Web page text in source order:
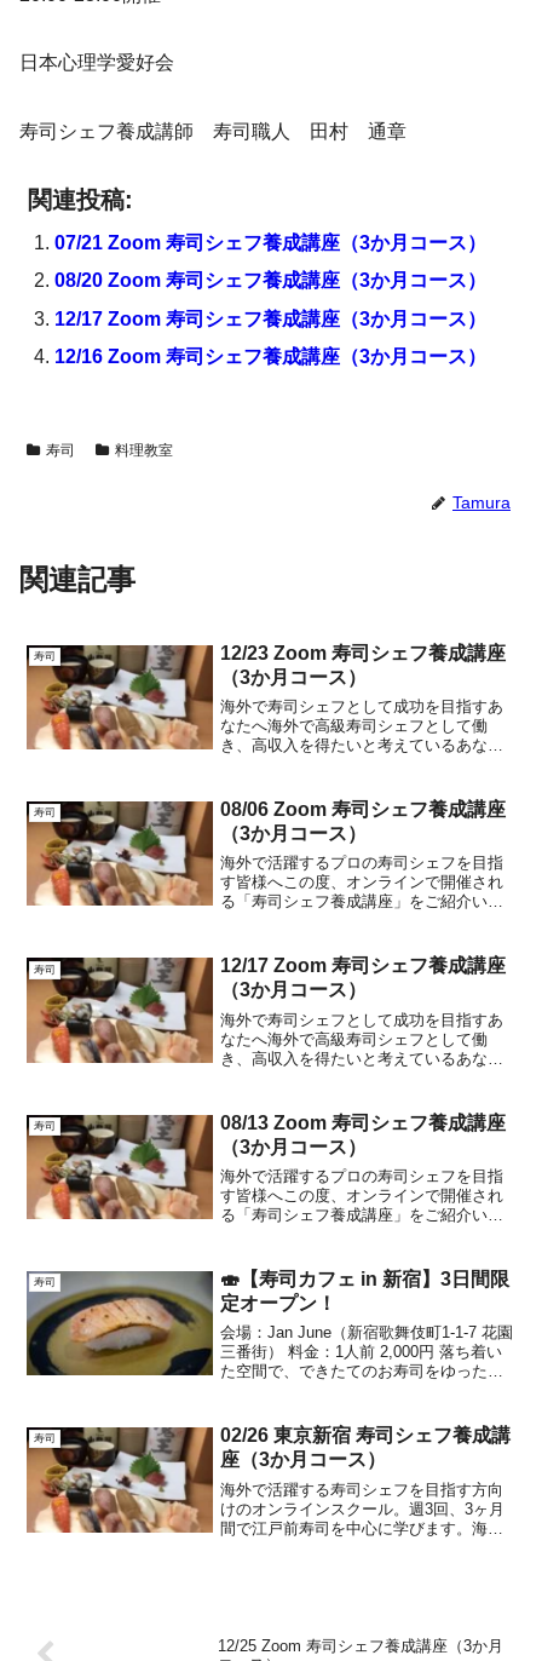
日本心理学愛好会
寿司シェフ養成講師 寿司職人 田村 通章
関連投稿:
07/21 Zoom 寿司シェフ養成講座（3か月コース）
08/20 Zoom 寿司シェフ養成講座（3か月コース）
12/17 Zoom 寿司シェフ養成講座（3か月コース）
12/16 Zoom 寿司シェフ養成講座（3か月コース）
寿司 料理教室
Tamura
関連記事
寿司
12/23 Zoom 寿司シェフ養成講座
（3か月コース）
海外で寿司シェフとして成功を目指すあ
なたへ海外で高級寿司シェフとして働
き、高収入を得たいと考えているあなた
ログラムを提供しています。週3回のレッ
スンを通じて、自宅で繰り...
寿司
08/06 Zoom 寿司シェフ養成講座
（3か月コース）
海外で活躍するプロの寿司シェフを目指
す皆様へこの度、オンラインで開催され
る「寿司シェフ養成講座」をご紹介いた
供し、確かな技術と経営ノウハウを身に
つけることができます。週...
寿司
12/17 Zoom 寿司シェフ養成講座
（3か月コース）
海外で寿司シェフとして成功を目指すあ
なたへ海外で高級寿司シェフとして働
き、高収入を得たいと考えているあなた
ログラムを提供しています。週3回のレッ
スンを通じて、自宅で繰り...
寿司
08/13 Zoom 寿司シェフ養成講座
（3か月コース）
海外で活躍するプロの寿司シェフを目指
す皆様へこの度、オンラインで開催され
る「寿司シェフ養成講座」をご紹介いた
供し、確かな技術と経営ノウハウを身に
つけることができます。週...
寿司
🍣【寿司カフェ in 新宿】3日間限
定オープン！
会場：Jan June（新宿歌舞伎町1-1-7 花園
三番街） 料金：1人前 2,000円 落ち着い
た空間で、できたてのお寿司をゆったり
たり味わう“寿司カ...
寿司
02/26 東京新宿 寿司シェフ養成講
座（3か月コース）
海外で活躍する寿司シェフを目指す方向
けのオンラインスクール。週3回、3ヶ月
間で江戸前寿司を中心に学びます。海外
12/25 Zoom 寿司シェフ養成講座（3か月